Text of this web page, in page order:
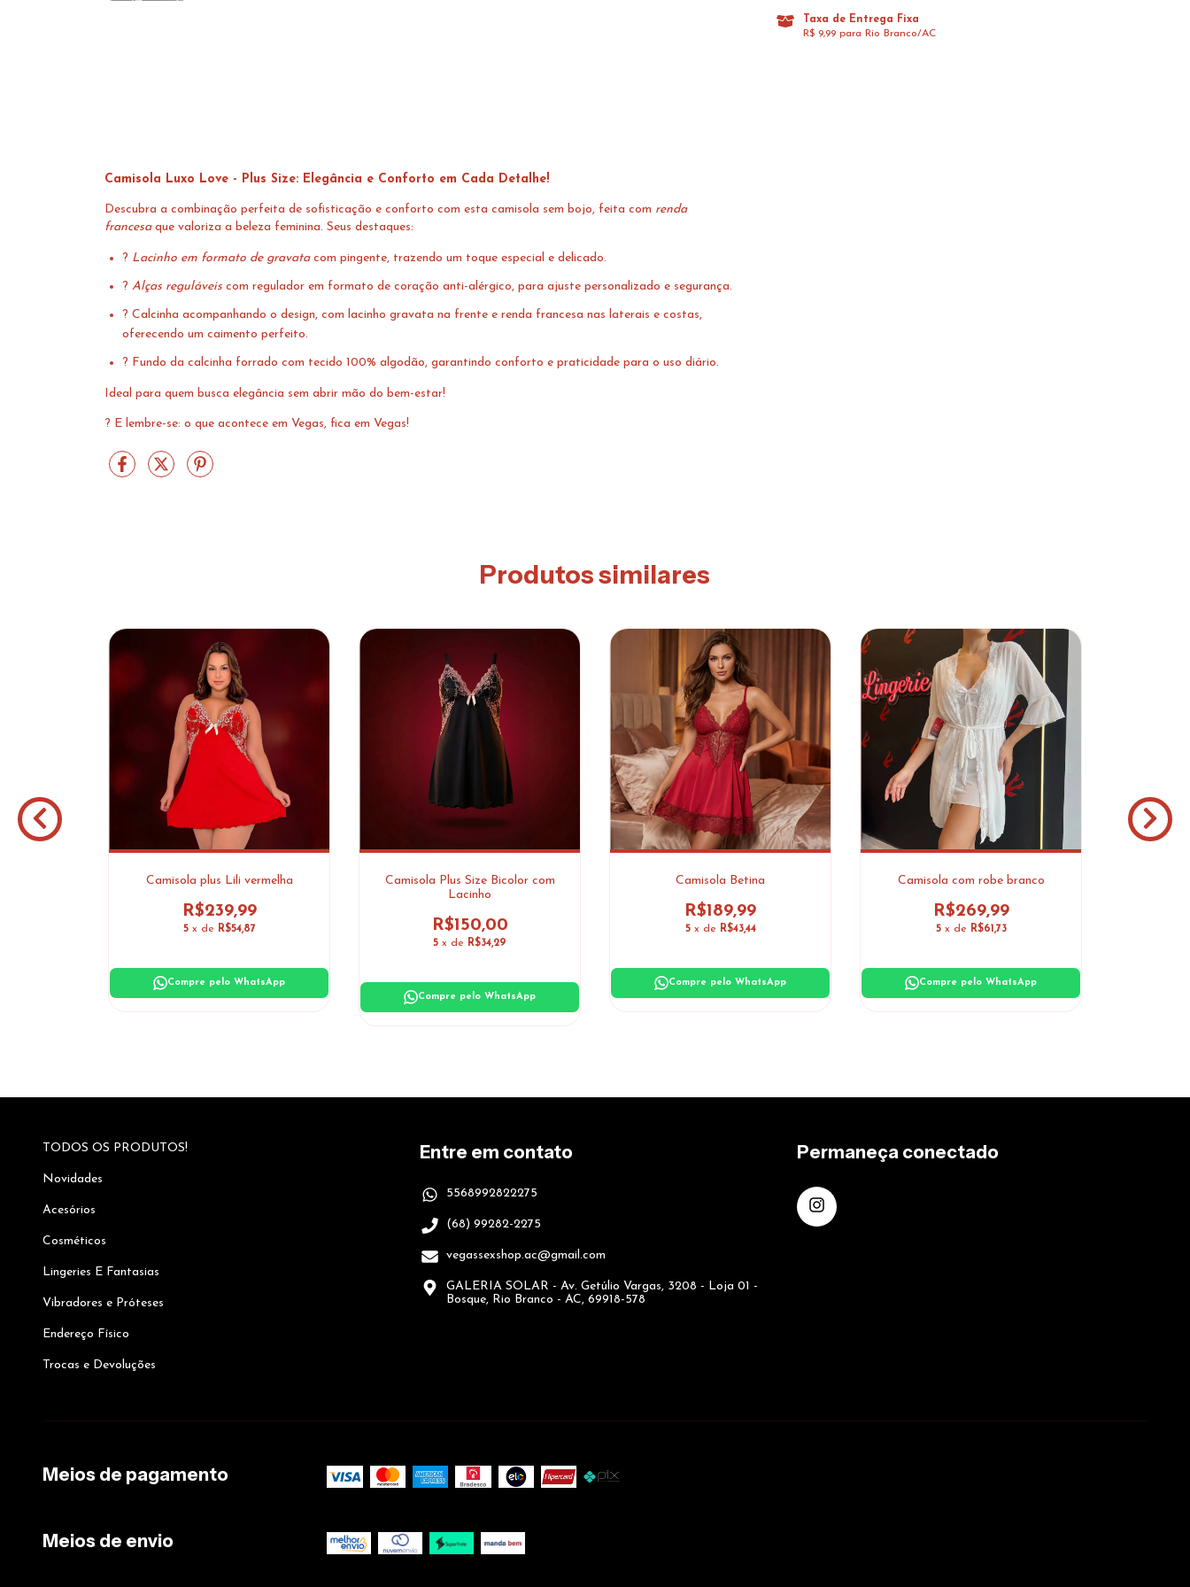
Camisola Luxo Love - Plus Size: Elegância e Conforto em Cada Detalhe!
Descubra a combinação perfeita de sofisticação e conforto com esta camisola sem bojo, feita com renda
francesaque valoriza a beleza feminina. Seus destaques:
? Lacinho em formato de gravatacom pingente, trazendo um toque especial e delicado.
? Alças reguláveis com regulador em formato de coração anti-alérgico, para ajuste personalizado e segurança.
? Calcinha acompanhando o design, com lacinho gravata na frente e renda francesa nas laterais e costas,
oferecendo um caimento perfeito.
? Fundo da calcinha forrado com tecido 100% algodão, garantindo conforto e praticidade para o uso diário.
Ideal para quem busca elegância sem abrir mão do bem-estar!
? E lembre-se: o que acontece em Vegas, fica em Vegas!
Taxa de Entrega Fixa
R$ 9,99 para Rio Branco/AC
Produtos similares
Camisola plus Lili vermelha
R$239,99
5 x de R$54,87
Compre pelo WhatsApp
Camisola Plus Size Bicolor com
Lacinho
R$150,00
5 x de R$34,29
Compre pelo WhatsApp
Camisola Betina
R$189,99
5 x de R$43,44
Compre pelo WhatsApp
Camisola com robe branco
R$269,99
5 x de R$61,73
Compre pelo WhatsApp
TODOS OS PRODUTOS!
Novidades
Acesórios
Cosméticos
Lingeries E Fantasias
Vibradores e Próteses
Endereço Físico
Trocas e Devoluções
Entre em contato
5568992822275
(68) 99282-2275
vegassexshop.ac@gmail.com
GALERIA SOLAR - Av. Getúlio Vargas, 3208 - Loja 01 -
Bosque, Rio Branco - AC, 69918-578
Permaneça conectado
Meios de pagamento
Meios de envio